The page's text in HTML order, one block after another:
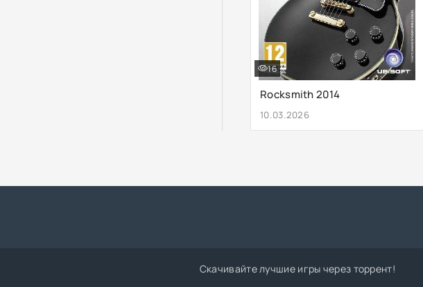
Rocksmith 2014
10.03.2026
16
Скачивайте лучшие игры через торрент!